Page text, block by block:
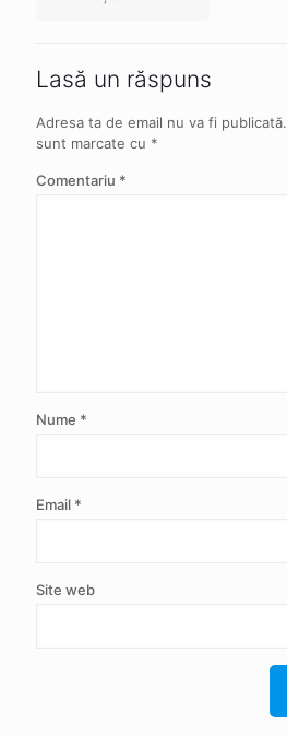
Lasă un răspuns
Adresa ta de email nu va fi publicată.
sunt marcate cu *
Comentariu *
Nume *
Email *
Site web